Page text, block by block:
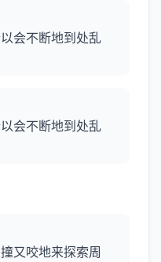
会不断地到处乱
会不断地到处乱
又咬地来探索周